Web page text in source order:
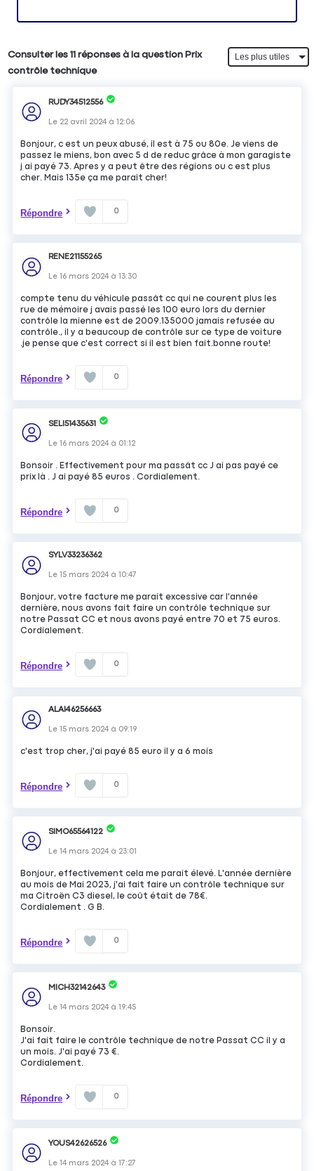
Consulter les 11 réponses à la question Prix
contrôle technique
RUDY34512556
Le 22 avril 2024 à12:06
Bonjour, c est un peux abusé, il est à 75 ou 80e. Je viens de
passez le miens, bon avec 5 d de reduc grâce à mon garagiste
j ai payé 73. Apres y a peut être des régions ou c est plus
cher. Mais 135e ça me paraît cher!
Répondre 0
RENE21155265
Le16 mars 2024 à13:30
compte tenu du véhicule passât cc qui ne courent plus les
rue de mémoire j avais passé les 100 euro lors du dernier
contrôle la mienne est de 2009.135000 jamais refusée au
contrôle., il y a beaucoup de contrôle sur ce type de voiture
.je pense que c'est correct si il est bien fait.bonne route!
Répondre 0
SELI51435631
Le16 mars 2024 à 01:12
Bonsoir . Effectivement pour ma passât cc J ai pas payé ce
prix là . J ai payé 85 euros . Cordialement.
Répondre 0
SYLV33236362
Le15 mars 2024 à10:47
Bonjour, votre facture me parait excessive car l'année
dernière, nous avons fait faire un contrôle technique sur
notre Passat CC et nous avons payé entre 70 et 75 euros.
Cordialement.
Répondre 0
ALAI46256663
Le15 mars 2024 à 09:19
c'est trop cher, j'ai payé 85 euro il y a 6 mois
Répondre 0
SIMO65564122
Le14 mars 2024 à 23:01
Bonjour, effectivement cela me parait élevé. L'année dernière
au mois de Mai 2023, j'ai fait faire un contrôle technique sur
ma Citroën C3 diesel, le coût était de 78€.
Cordialement . G B.
Répondre 0
MICH32142643
Le14 mars 2024 à19:45
Bonsoir.
J'ai fait faire le contrôle technique de notre Passat CC il y a
un mois. J'ai payé 73 €.
Cordialement.
Répondre 0
YOUS42626526
Le14 mars 2024 à17:27